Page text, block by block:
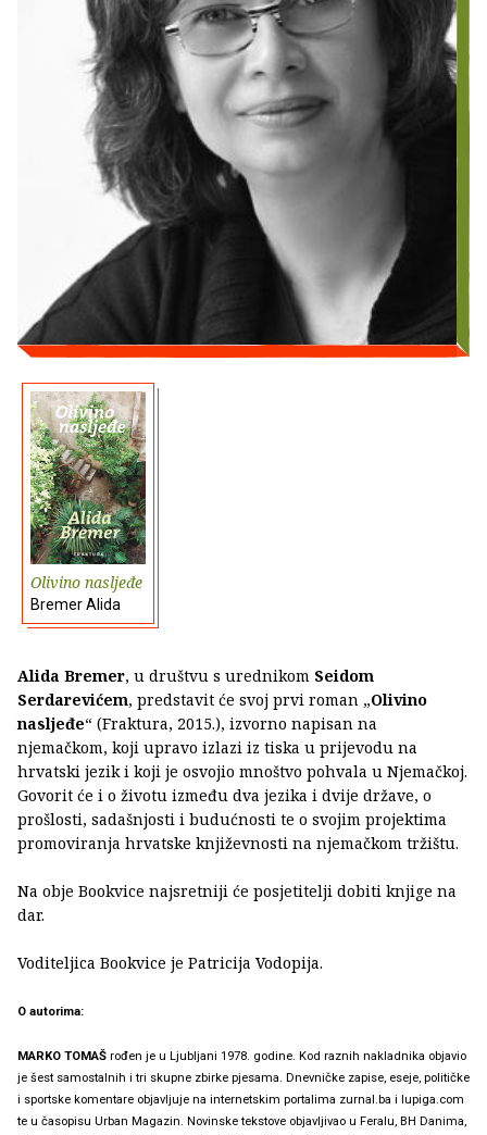
Olivino nasljeđe
Bremer Alida
Alida Bremer, u društvu s urednikom Seidom
Serdarevićem, predstavit će svoj prvi roman „Olivino
nasljeđe“ (Fraktura, 2015.), izvorno napisan na
njemačkom, koji upravo izlazi iz tiska u prijevodu na
hrvatski jezik i koji je osvojio mnoštvo pohvala u Njemačkoj.
Govorit će i o životu između dva jezika i dvije države, o
prošlosti, sadašnjosti i budućnosti te o svojim projektima
promoviranja hrvatske književnosti na njemačkom tržištu.
Na obje Bookvice najsretniji će posjetitelji dobiti knjige na
dar.
Voditeljica Bookvice je Patricija Vodopija.
O autorima:
MARKO TOMAŠ rođen je u Ljubljani 1978. godine. Kod raznih nakladnika objavio
je šest samostalnih i tri skupne zbirke pjesama. Dnevničke zapise, eseje, političke
i sportske komentare objavljuje na internetskim portalima zurnal.ba i lupiga.com
te u časopisu Urban Magazin. Novinske tekstove objavljivao u Feralu, BH Danima,